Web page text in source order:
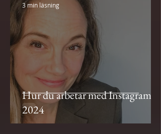
Hur du arbetar med Instagram
2024
3 min läsning